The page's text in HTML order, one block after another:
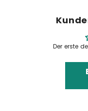
Der erste